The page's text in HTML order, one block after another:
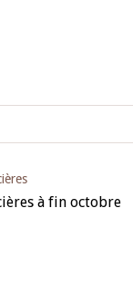
à fin octobre